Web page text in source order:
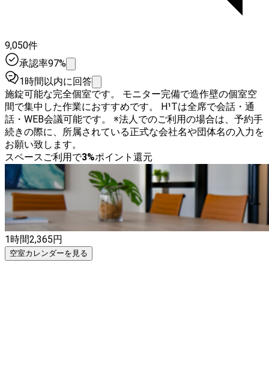
9,050件
承認率97%
1時間以内に回答
施錠可能な完全個室です。 モニター完備で造作壁の個室空
間で集中した作業におすすめです。 H¹Tは全席で会話・通
話・WEB会議可能です。 ※法人でのご利用の場合は、予約手
続きの際に、所属されている正式な会社名や団体名の入力を
お願い致します。
スペースご利用で3%ポイント還元
1時間2,365円
空室カレンダーを見る